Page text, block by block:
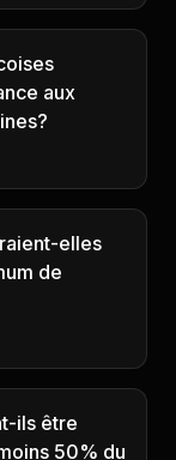
aux
elles
de
ils être
50% du